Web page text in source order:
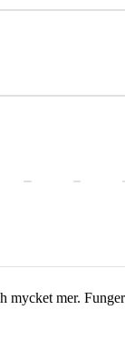
mycket mer.